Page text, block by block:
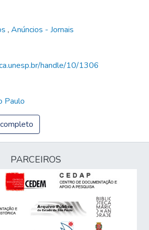
, Anúncios - Jornais
handle/10/1306
Paulo
PARCEIROS